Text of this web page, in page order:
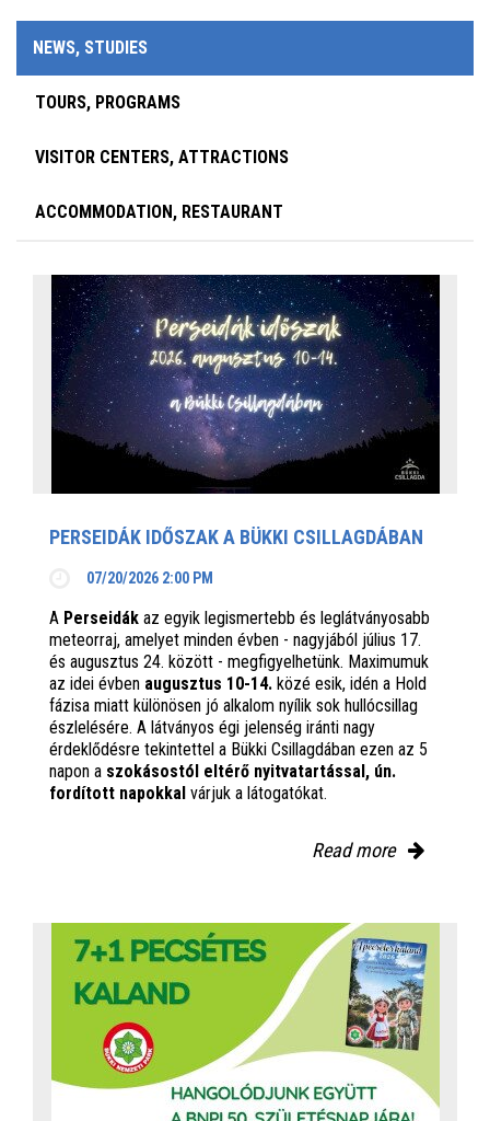
NEWS, STUDIES
TOURS, PROGRAMS
VISITOR CENTERS, ATTRACTIONS
ACCOMMODATION, RESTAURANT
PERSEIDÁK IDŐSZAK A BÜKKI CSILLAGDÁBAN
07/20/2026 2:00 PM
A Perseidák az egyik legismertebb és leglátványosabb
meteorraj, amelyet minden évben - nagyjából július 17.
és augusztus 24. között - megfigyelhetünk. Maximumuk
az idei évben augusztus 10-14. közé esik, idén a Hold
fázisa miatt különösen jó alkalom nyílik sok hullócsillag
észlelésére. A látványos égi jelenség iránti nagy
érdeklődésre tekintettel a Bükki Csillagdában ezen az 5
napon a szokásostól eltérő nyitvatartással, ún.
fordított napokkal várjuk a látogatókat.
Read more